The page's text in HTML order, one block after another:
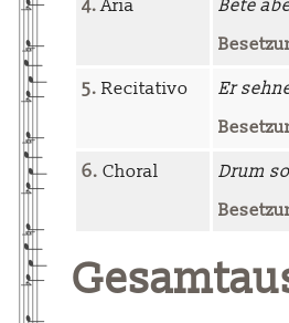
4.Aria
Bete
5. Recitativo
Er
6. Choral
Drum